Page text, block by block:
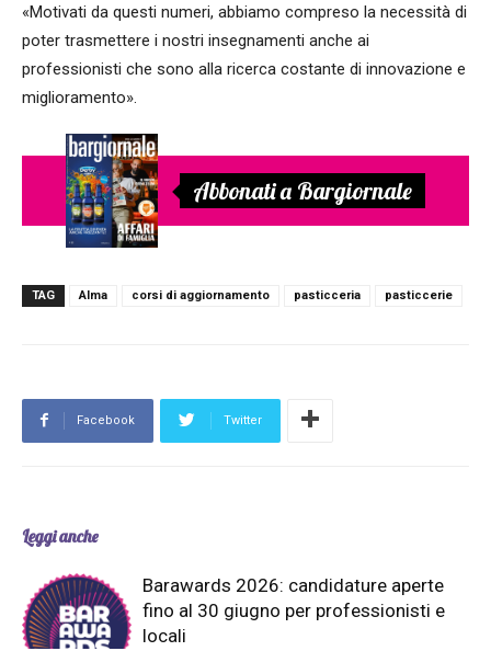
«Motivati da questi numeri, abbiamo compreso la necessità di
poter trasmettere i nostri insegnamenti anche ai
professionisti che sono alla ricerca costante di innovazione e
miglioramento».
Abbonati a Bargiornale
TAG Alma corsi di aggiornamento pasticceria pasticcerie
Facebook Twitter
Leggi anche
Barawards 2026: candidature aperte
fino al 30 giugno per professionisti e
locali